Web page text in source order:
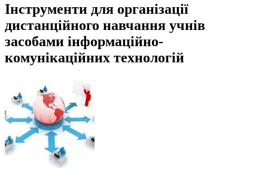
Інструменти для організації
дистанційного навчання учнів
засобами інформаційно-
комунікаційних технологій